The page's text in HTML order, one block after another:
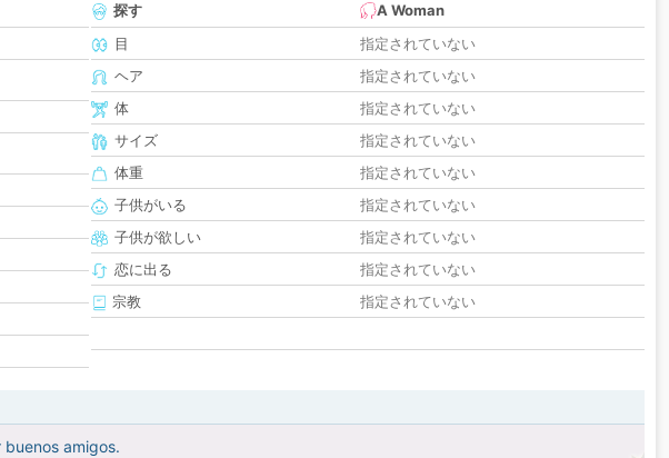
探す
A Woman
目
指定されていない
ヘア
指定されていない
体
指定されていない
サイズ
指定されていない
体重
指定されていない
子供がいる
指定されていない
子供が欲しい
指定されていない
恋に出る
指定されていない
宗教
指定されていない
amigos.